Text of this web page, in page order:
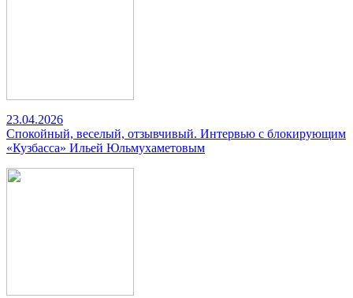
23.04.2026
Спокойный, веселый, отзывчивый. Интервью с блокирующим
«Кузбасса» Ильей Юльмухаметовым